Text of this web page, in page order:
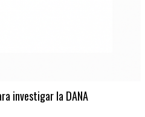
investigar la DANA